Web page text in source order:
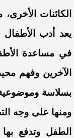
الكائنات
يعد أدب الأطفال
في مساعدة
الآخرين وفهم
بسلاسة
ومنها على وجه
الطفل وتدفع بها